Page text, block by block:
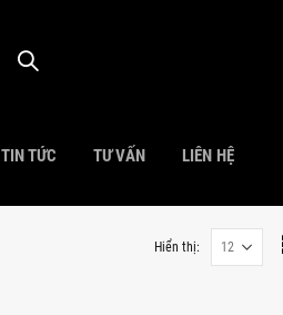
TIN TỨC TƯ VẤN LIÊN HỆ
Hiển thị: